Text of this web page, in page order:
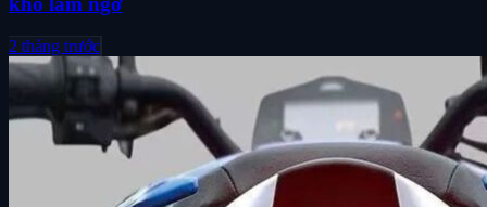
2 tháng trước